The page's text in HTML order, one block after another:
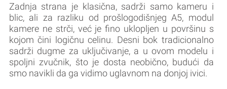
Zadnja strana je klasična, sadrži samo kameru i
blic, ali za razliku od prošlogodišnjeg A5, modul
kamere ne strči, već je fino uklopljen u površinu s
kojom čini logičnu celinu. Desni bok tradicionalno
sadrži dugme za uključivanje, a u ovom modelu i
spoljni zvučnik, što je dosta neobično, budući da
smo navikli da ga vidimo uglavnom na donjoj ivici.